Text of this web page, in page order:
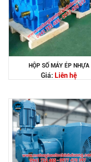
HỘP SỐ MÁY ÉP NHỰA
Giá: Liên hệ